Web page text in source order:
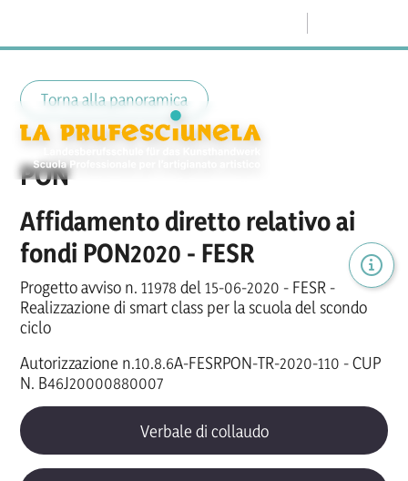
Torna alla panoramica
PON
Affidamento diretto relativo ai
fondi PON2020 - FESR
Progetto avviso n. 11978 del 15-06-2020 - FESR -
Realizzazione di smart class per la scuola del scondo
ciclo
Autorizzazione n.10.8.6A-FESRPON-TR-2020-110 - CUP
N. B46J20000880007
Verbale di collaudo